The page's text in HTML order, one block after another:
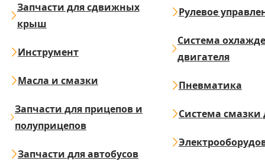
Запчасти для сдвижных
крыш
Инструмент
Масла и смазки
Запчасти для прицепов и
полуприцепов
Запчасти для автобусов
Рулевое
Система
двигателя
Пневматика
Система смазки